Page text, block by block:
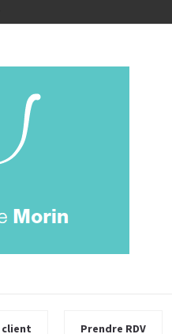
client Prendre RDV